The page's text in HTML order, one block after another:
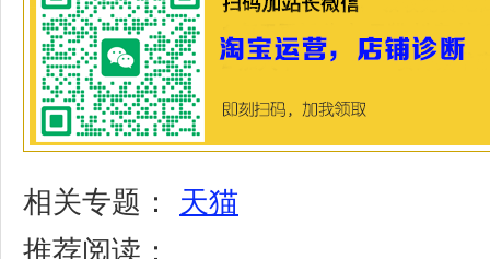
相关专题： 天猫
推荐阅读：